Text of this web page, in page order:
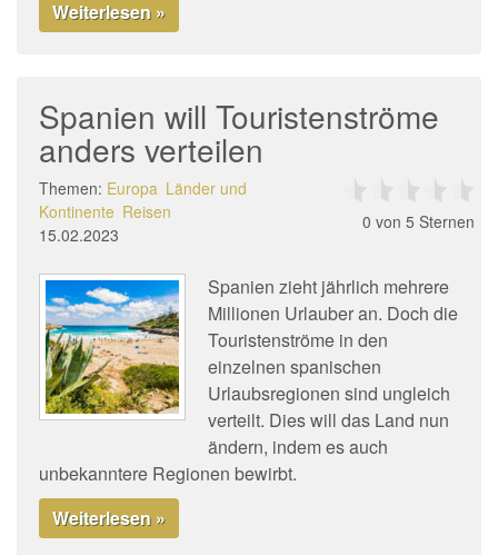
Weiterlesen »
Spanien will Touristenströme
anders verteilen
Themen: Europa Länder und
Kontinente Reisen
15.02.2023
0 von 5 Sternen
Spanien zieht jährlich mehrere
Millionen Urlauber an. Doch die
Touristenströme in den
einzelnen spanischen
Urlaubsregionen sind ungleich
verteilt. Dies will das Land nun
ändern, indem es auch
unbekanntere Regionen bewirbt.
Weiterlesen »